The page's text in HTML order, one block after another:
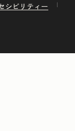
シビリティー